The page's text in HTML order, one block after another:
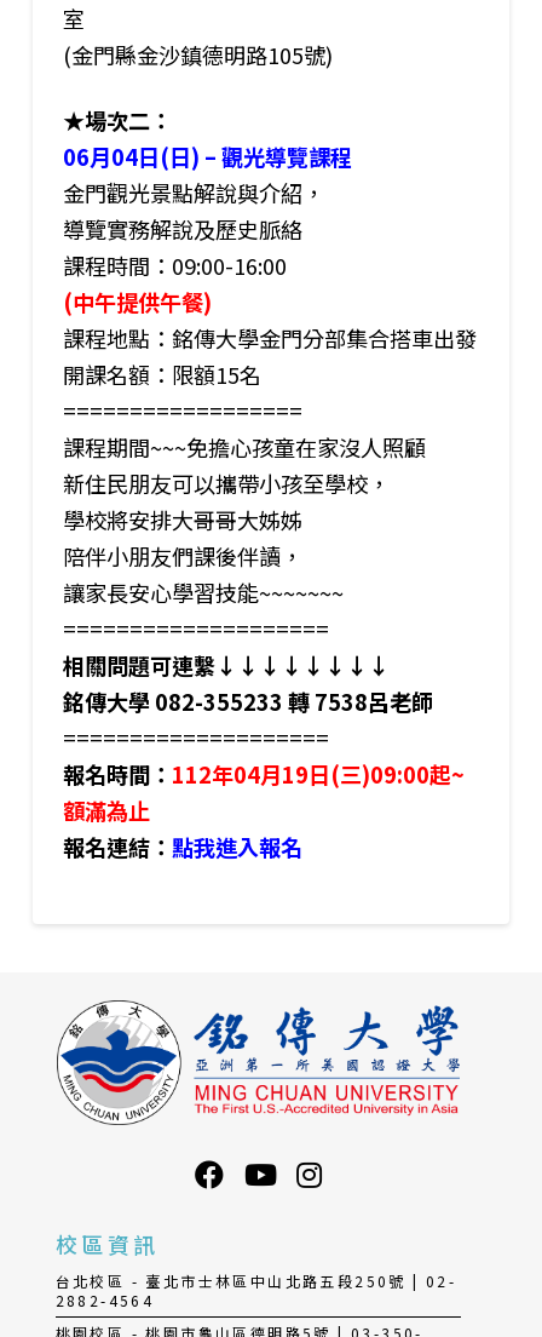
室
(金門縣金沙鎮德明路105號)
★場次二：
06月04日(日) – 觀光導覽課程
金門觀光景點解說與介紹，
導覽實務解說及歷史脈絡
課程時間：09:00-16:00
(中午提供午餐)
課程地點：銘傳大學金門分部集合搭車出發
開課名額：限額15名
==================
課程期間~~~免擔心孩童在家沒人照顧
新住民朋友可以攜帶小孩至學校，
學校將安排大哥哥大姊姊
陪伴小朋友們課後伴讀，
讓家長安心學習技能~~~~~~~
====================
相關問題可連繫↓↓↓↓↓↓↓↓
銘傳大學 082-355233 轉 7538呂老師
====================
報名時間： 112年04月19日(三)09:00起~
額滿為止
報名連結： 點我進入報名
校區資訊
台北校區 - 臺北市士林區中山北路五段250號 | 02-
2882-4564
桃園校區 - 桃園市龜山區德明路5號 | 03-350-